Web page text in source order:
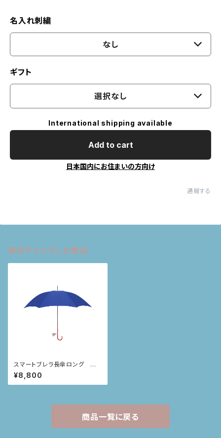
名入れ刺繍
なし
ギフト
選択なし
International shipping available
Add to cart
日本国内にお住まいの方向け
通報する
最近チェックした商品
スマートブレラ長傘ロング ブ
ルー
¥8,800
商品一覧に戻る